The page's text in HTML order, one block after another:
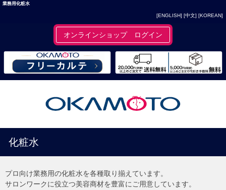
業務用化粧水
[ENGLISH] [中文] [KOREAN]
オンラインショップ ログイン
化粧水
プロ向け業務用の化粧水を各種取り揃えています。
サロンワークに役立つ美容商材を豊富にご用意しています。